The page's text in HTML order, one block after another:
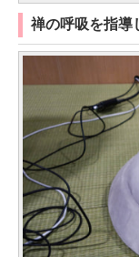
禅の呼吸を指導